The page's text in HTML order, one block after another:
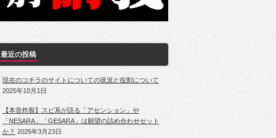
最近の投稿
現在のコチラのサイトについての状況と役割について
2025年10月1日
【本音炸裂】スピ系が語る「アセンション」や
「NESARA」「GESARA」は願望の詰め合わせセット
か？ 2025年3月23日